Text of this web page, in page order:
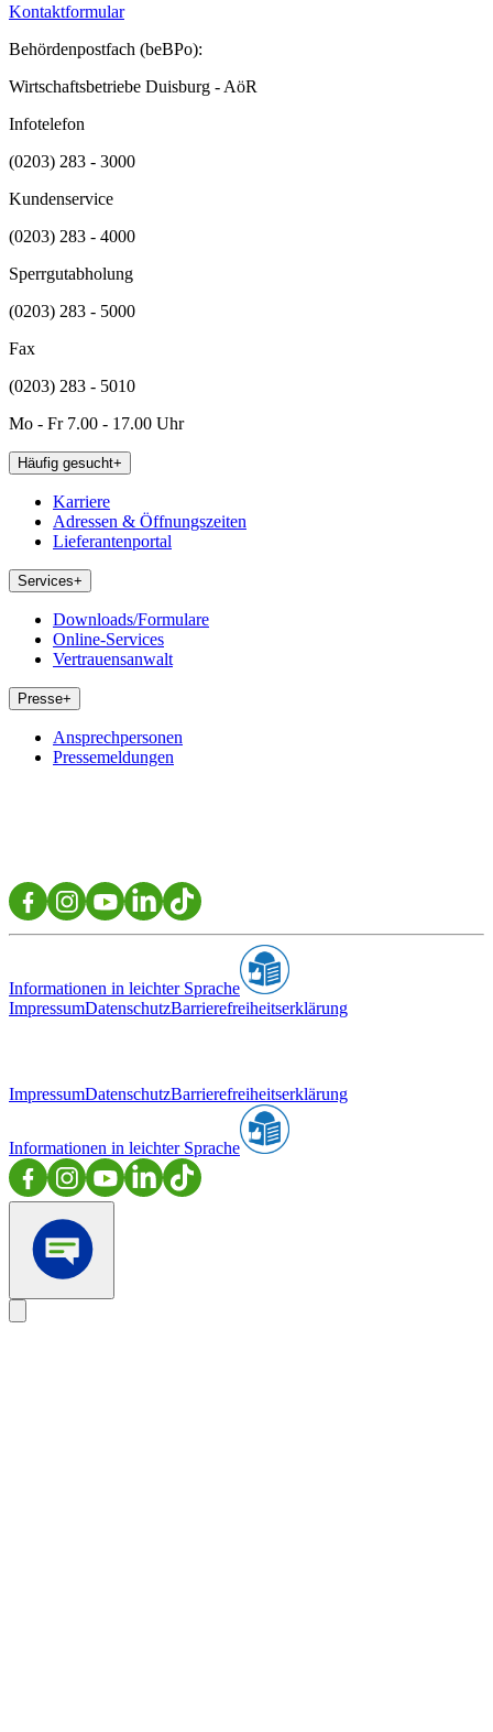
Kontaktformular
Behördenpostfach (beBPo):
Wirtschaftsbetriebe Duisburg - AöR
Infotelefon
(0203) 283 - 3000
Kundenservice
(0203) 283 - 4000
Sperrgutabholung
(0203) 283 - 5000
Fax
(0203) 283 - 5010
Mo - Fr 7.00 - 17.00 Uhr
Häufig gesucht+
Karriere
Adressen & Öffnungszeiten
Lieferantenportal
Services+
Downloads/Formulare
Online-Services
Vertrauensanwalt
Presse+
Ansprechpersonen
Pressemeldungen
Informationen in leichter Sprache
ImpressumDatenschutzBarrierefreiheitserklärung
ImpressumDatenschutzBarrierefreiheitserklärung
Informationen in leichter Sprache